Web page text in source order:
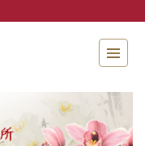
SCIENCES